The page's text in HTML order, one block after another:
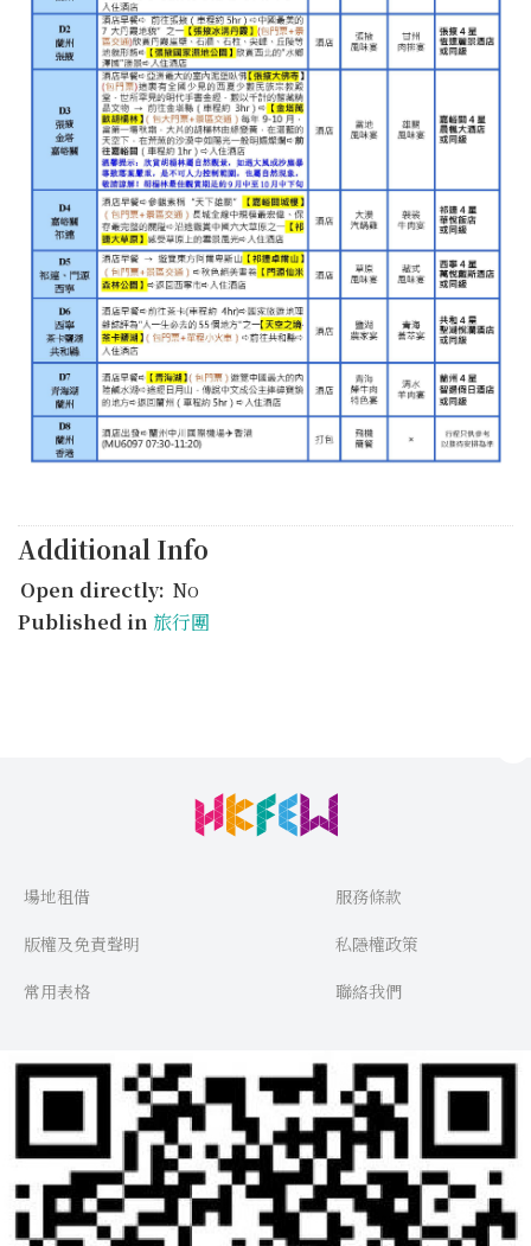
Additional Info
Open directly: No
Published in 旅行團
場地租借
服務條款
版權及免責聲明
私隱權政策
常用表格
聯絡我們